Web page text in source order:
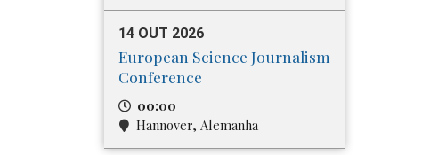
14 OUT 2026
European Science Journalism
Conference
00:00
Hannover, Alemanha